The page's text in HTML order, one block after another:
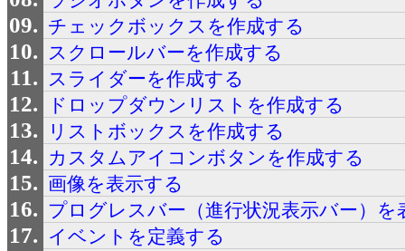
チェックボックスを作成する
スクロールバーを作成する
スライダーを作成する
ドロップダウンリストを作成する
リストボックスを作成する
カスタムアイコンボタンを作成する
画像を表示する
プログレスバー（進行状況表示バー）を
イベントを定義する